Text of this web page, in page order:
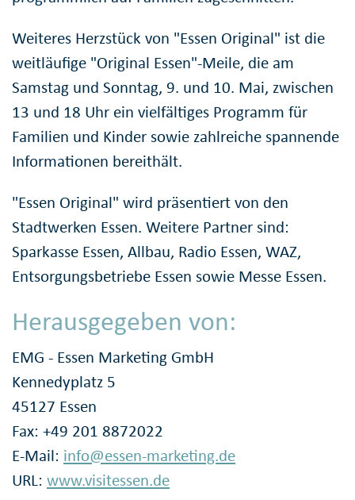
Weiteres Herzstück von "Essen Original" ist die
weitläufige "Original Essen"-Meile, die am
Samstag und Sonntag, 9. und 10. Mai, zwischen
13 und 18 Uhr ein vielfältiges Programm für
Familien und Kinder sowie zahlreiche spannende
Informationen bereithält.
"Essen Original" wird präsentiert von den
Stadtwerken Essen. Weitere Partner sind:
Sparkasse Essen, Allbau, Radio Essen, WAZ,
Entsorgungsbetriebe Essen sowie Messe Essen.
Herausgegeben von:
EMG - Essen Marketing GmbH
Kennedyplatz 5
45127 Essen
Fax: +49 201 8872022
E-Mail: info@essen-marketing.de
URL: www.visitessen.de